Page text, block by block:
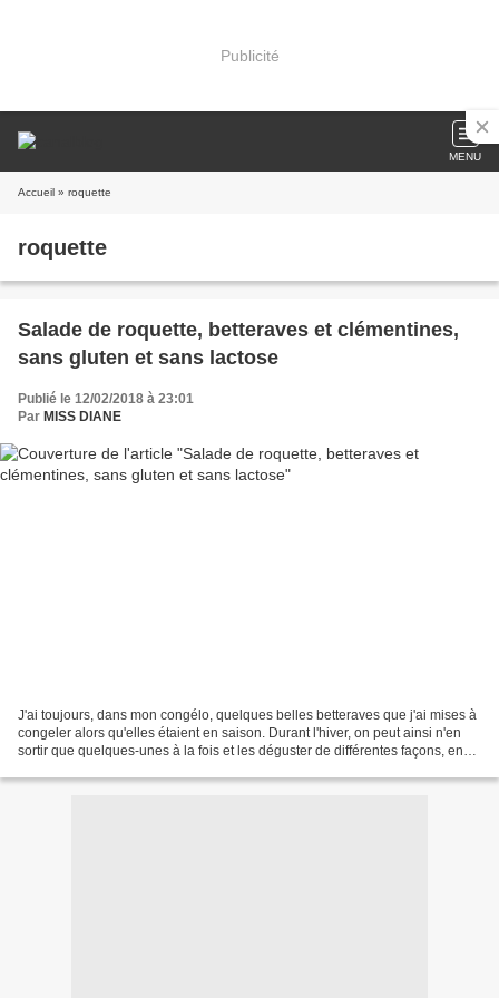
Publicité
MENU
Accueil » roquette
roquette
Salade de roquette, betteraves et clémentines,
sans gluten et sans lactose
Publié le 12/02/2018 à 23:01
Par MISS DIANE
J'ai toujours, dans mon congélo, quelques belles betteraves que j'ai mises à
congeler alors qu'elles étaient en saison. Durant l'hiver, on peut ainsi n'en
sortir que quelques-unes à la fois et les déguster de différentes façons, en